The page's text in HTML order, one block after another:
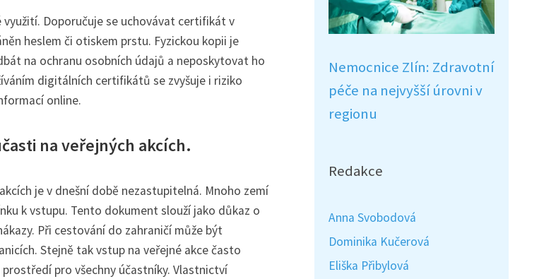
Doporučuje se uchovávat certifikát v
heslem či otiskem prstu. Fyzickou kopii je
na ochranu osobních údajů a neposkytovat ho
digitálních certifikátů se zvyšuje i riziko
online.
na veřejných akcích.
je v dnešní době nezastupitelná. Mnoho zemí
k vstupu. Tento dokument slouží jako důkaz o
Při cestování do zahraničí může být
Stejně tak vstup na veřejné akce často
pro všechny účastníky. Vlastnictví
Nemocnice Zlín: Zdravotní
péče na nejvyšší úrovni v
regionu
Redakce
Anna Svobodová
Dominika Kučerová
Eliška Přibylová